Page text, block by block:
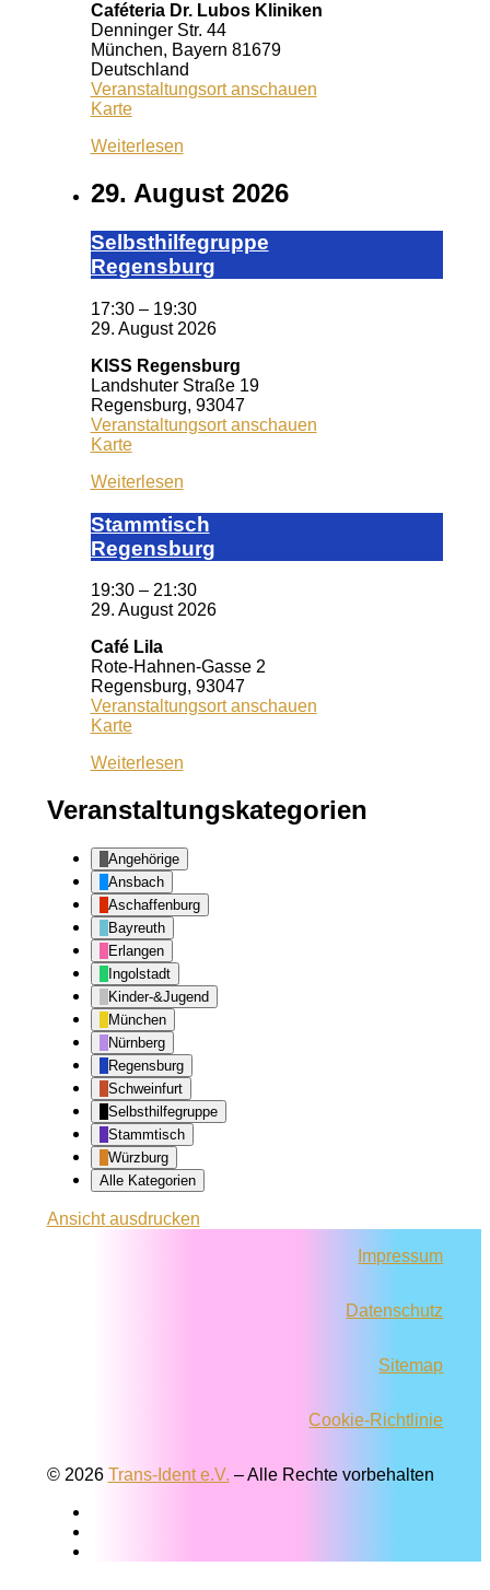
Caféteria Dr. Lubos Kliniken
Denninger Str. 44
München, Bayern 81679
Deutschland
Veranstaltungsort anschauen
KarteCaféteria
Lubos
Weiterlesen
29. August 2026
Selbst­hil­fe­grup­pe
Re­gens­burg
17:30 – 19:30
29. August 2026
KISS Regensburg
Landshuter Straße 19
Regensburg, 93047
Veranstaltungsort anschauen
KarteKISS
Weiterlesen
Stamm­tisch
Reg­ens­burg
19:30 – 21:30
29. August 2026
Café Lila
Rote-Hahnen-Gasse 2
Regensburg, 93047
Veranstaltungsort anschauen
KarteCafé
Weiterlesen
Veranstaltungskategorien
Angehörige
Ansbach
Aschaffenburg
Bayreuth
Erlangen
Ingolstadt
Kinder-&Jugend
München
Nürnberg
Regensburg
Schweinfurt
Selbsthilfegruppe
Stammtisch
Würzburg
Alle Kategorien
Ansichtausdrucken
Impressum
Datenschutz
Sitemap
Cookie-Richtlinie
© 2026 Trans-Ident e.V. – Alle Rechte vorbehalten